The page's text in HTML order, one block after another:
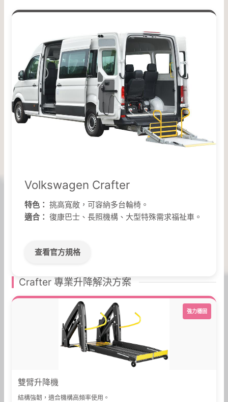
Volkswagen Crafter
特色： 挑高寬敞，可容納多台輪椅。
適合： 復康巴士、長照機構、大型特殊需求福祉車。
查看官方規格
Crafter 專業升降解決方案
強力穩固
雙臂升降機
結構強韌，適合機構高頻率使用。